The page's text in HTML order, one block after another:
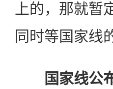
上的，那就
同时等国家线
国家线公